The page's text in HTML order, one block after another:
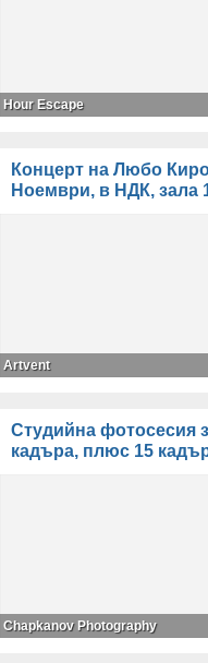
Hour Escape
Концерт на Любо
Ноември, в НДК, зала
Artvent
Студийна фотосесия
кадъра, плюс 15
Chapkanov Photography